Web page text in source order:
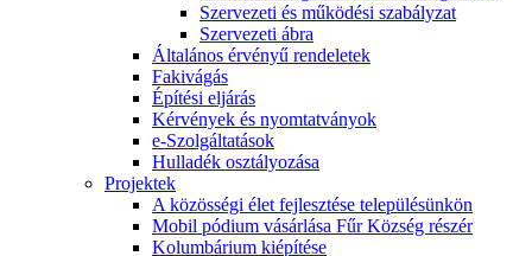
Szervezeti és működési szabályzat
Szervezeti ábra
Általános érvényű rendeletek
Fakivágás
Építési eljárás
Kérvények és nyomtatványok
e-Szolgáltatások
Hulladék osztályozása
Projektek
A közösségi élet fejlesztése településünkön
Mobil pódium vásárlása Fűr Község részér
Kolumbárium kiépítése